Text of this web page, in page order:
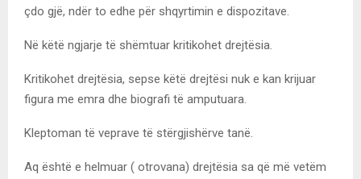
çdo gjë, ndër to edhe për shqyrtimin e dispozitave.
Në këtë ngjarje të shëmtuar kritikohet drejtësia.
Kritikohet drejtësia, sepse këtë drejtësi nuk e kan krijuar
figura me emra dhe biografi të amputuara.
Kleptoman të veprave të stërgjishërve tanë.
Aq është e helmuar ( otrovana) drejtësia sa që më vetëm